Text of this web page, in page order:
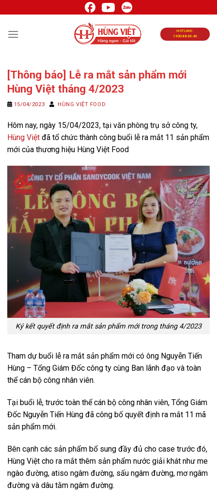
đến
nội
HOTLINE:
1900.88.66.46
[Thông báo] Lễ ra mắt sản phẩm mới
Hùng Việt tháng 4/2023
15/04/2023 HÙNG VIỆT FOOD
Hôm nay, ngày 15/04/2023, tại văn phòng trụ sở công ty,
Hùng Việt đã tổ chức thành công buổi lễ ra mắt 11 sản phẩm
mới của thương hiệu Hùng Việt Food
Ký kết quyết định ra mắt sản phẩm mới trong tháng 4/2023
Tham dự buổi lễ ra mắt sản phẩm mới có ông Nguyễn Tiến
Hùng – Tổng Giám Đốc công ty cùng Ban lãnh đạo và toàn
thể cán bộ công nhân viên.
Tại buổi lễ, trước toàn thể cán bộ công nhân viên, Tổng Giám
Đốc Nguyễn Tiến Hùng đã công bố quyết định ra mắt 11 mã
sản phẩm mới.
Bên cạnh các sản phẩm bổ sung đầy đủ cho case trước đó,
Hùng Việt cho ra mắt thêm sản phẩm nước giải khát như me
ngào đường, atiso ngâm đường, sấu ngâm đường, mơ ngâm
đường và dâu tằm ngâm đường.